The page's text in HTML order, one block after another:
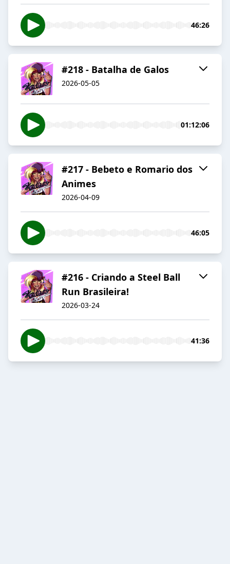
46:26
#218 - Batalha de Galos
2026-05-05
01:12:06
#217 - Bebeto e Romario dos
Animes
2026-04-09
46:05
#216 - Criando a Steel Ball
Run Brasileira!
2026-03-24
41:36